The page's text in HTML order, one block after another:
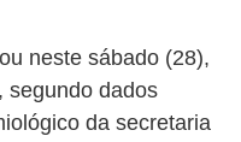
neste sábado (28),
segundo dados
da secretaria